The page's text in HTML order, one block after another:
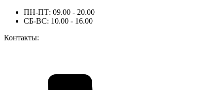
ПН-ПТ: 09.00 - 20.00
СБ-ВС: 10.00 - 16.00
Контакты: